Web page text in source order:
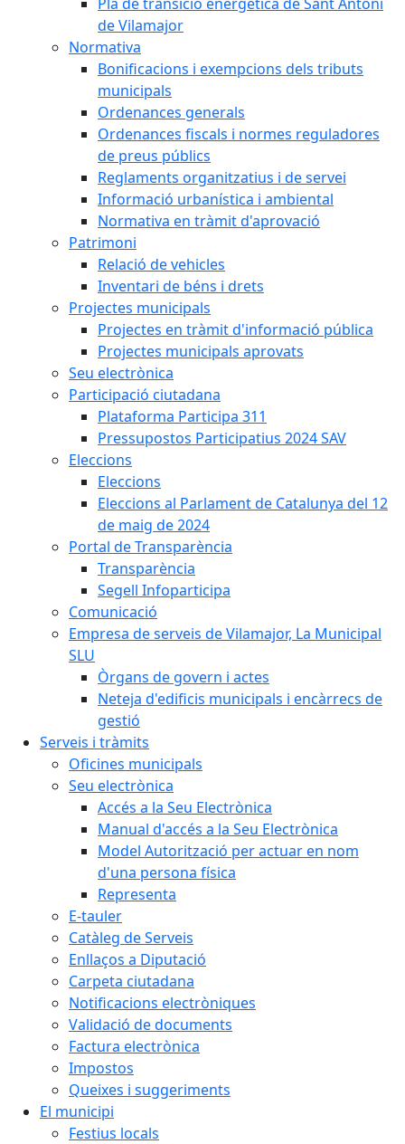
de Vilamajor
Normativa
Bonificacions i exempcions dels tributs
municipals
Ordenances generals
Ordenances fiscals i normes reguladores
de preus públics
Reglaments organitzatius i de servei
Informació urbanística i ambiental
Normativa en tràmit d'aprovació
Patrimoni
Relació de vehicles
Inventari de béns i drets
Projectes municipals
Projectes en tràmit d'informació pública
Projectes municipals aprovats
Seu electrònica
Participació ciutadana
Plataforma Participa 311
Pressupostos Participatius 2024 SAV
Eleccions
Eleccions
Eleccions al Parlament de Catalunya del 12
de maig de 2024
Portal de Transparència
Transparència
Segell Infoparticipa
Comunicació
Empresa de serveis de Vilamajor, La Municipal
SLU
Òrgans de govern i actes
Neteja d'edificis municipals i encàrrecs de
gestió
Serveis i tràmits
Oficines municipals
Seu electrònica
Accés a la Seu Electrònica
Manual d'accés a la Seu Electrònica
Model Autorització per actuar en nom
d'una persona física
Representa
E-tauler
Catàleg de Serveis
Enllaços a Diputació
Carpeta ciutadana
Notificacions electròniques
Validació de documents
Factura electrònica
Impostos
Queixes i suggeriments
El municipi
Festius locals